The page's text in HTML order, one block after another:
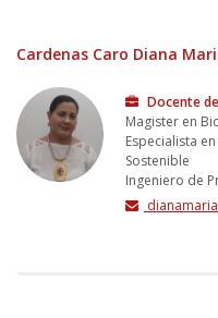
Cardenas Caro Diana
Docente
Magister en
Especialista
Sostenible
Ingeniero de